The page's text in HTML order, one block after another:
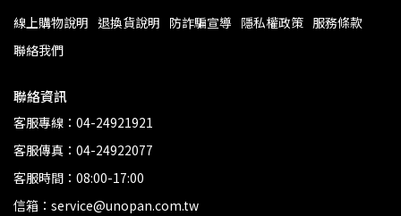
線上購物說明 退換貨說明 防詐騙宣導 隱私權政策 服務條款
聯絡我們
聯絡資訊
客服專線：04-24921921
客服傳真：04-24922077
客服時間：08:00-17:00
信箱：service@unopan.com.tw